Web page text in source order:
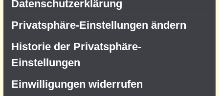
Datenschutz­erklärung
Privatsphäre-Einstellungen ändern
Historie der Privatsphäre-
Einstellungen
Einwilligungen widerrufen